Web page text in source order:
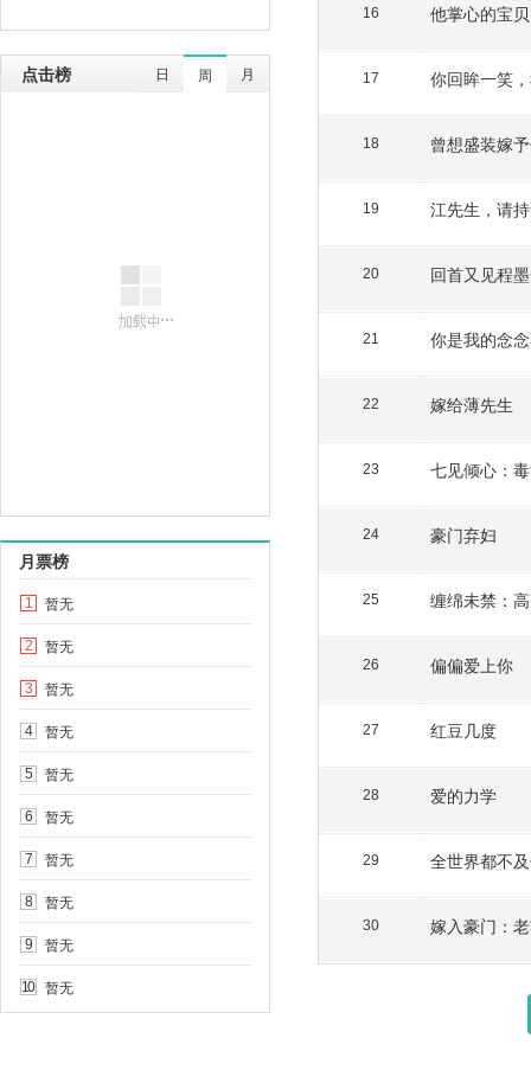
点击榜 日 周 月
月票榜
1 暂无
2 暂无
3 暂无
4 暂无
5 暂无
6 暂无
7 暂无
8 暂无
9 暂无
10 暂无
16 他掌心的宝贝
17 你回眸一笑
18 曾想盛装嫁
19 江先生，请
20 回首又见程
21 你是我的念
22 嫁给薄先生
23 七见倾心：
24 豪门弃妇
25 缠绵未禁：
26 偏偏爱上你
27 红豆几度
28 爱的力学
29 全世界都不
30 嫁入豪门：